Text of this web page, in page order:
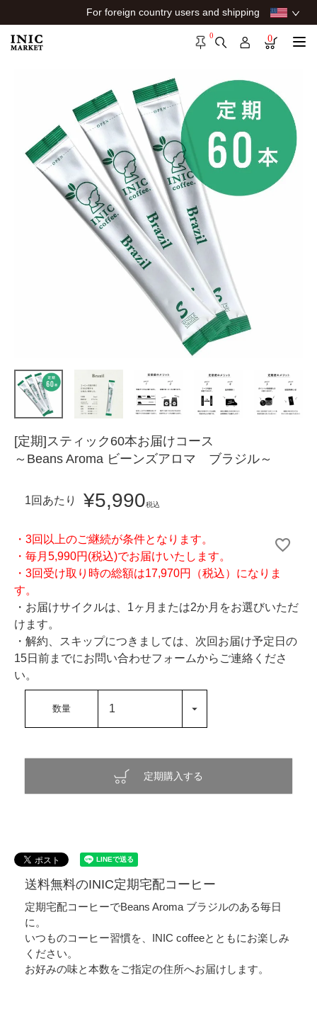
For foreign country users and shipping
0 0
[定期]スティック60本お届けコース
～Beans Aroma ビーンズアロマ ブラジル～
1回あたり ¥5,990税込
・3回以上のご継続が条件となります。
・毎月5,990円(税込)でお届けいたします。
・3回受け取り時の総額は17,970円（税込）になりま
す。
・お届けサイクルは、1ヶ月または2か月をお選びいただ
けます。
・解約、スキップにつきましては、次回お届け予定日の
15日前までにお問い合わせフォームからご連絡くださ
い。
定期購入する
送料無料のINIC定期宅配コーヒー
定期宅配コーヒーでBeans Aroma ブラジルのある毎日
に。
いつものコーヒー習慣を、INIC coffeeとともにお楽しみ
ください。
お好みの味と本数をご指定の住所へお届けします。